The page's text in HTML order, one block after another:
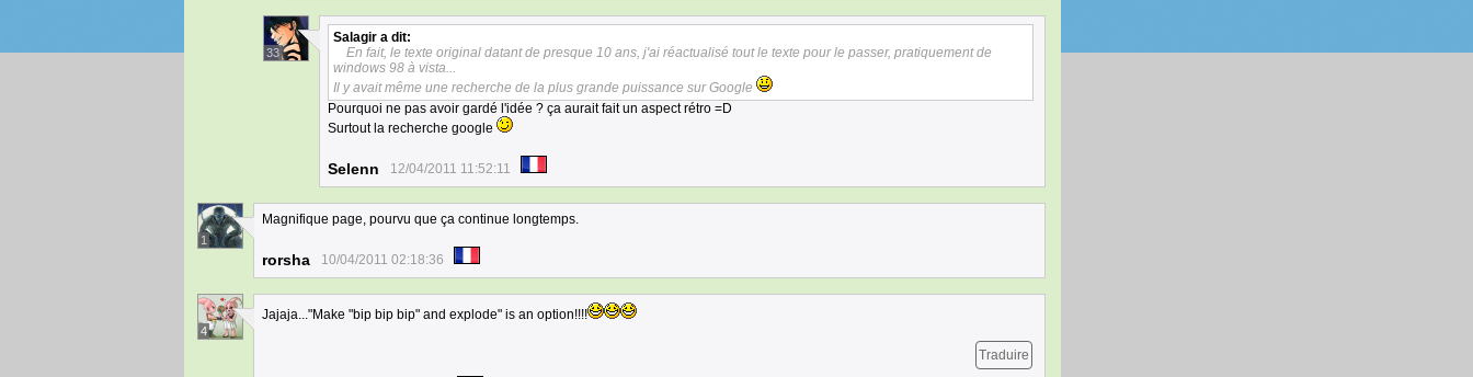
33
Salagir a dit:
En fait, le texte original datant de presque 10 ans, j'ai réactualisé tout le texte pour le passer, pratiquement de
windows 98 à vista...
Il y avait même une recherche de la plus grande puissance sur Google
Pourquoi ne pas avoir gardé l'idée ? ça aurait fait un aspect rétro =D
Surtout la recherche google
Selenn 12/04/2011 11:52:11
1
Magnifique page, pourvu que ça continue longtemps.
rorsha 10/04/2011 02:18:36
4
Jajaja..."Make "bip bip bip" and explode" is an option!!!!
Traduire